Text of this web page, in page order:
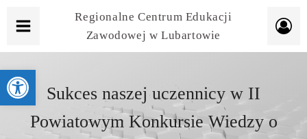
Regionalne Centrum Edukacji
Zawodowej w Lubartowie
Sukces naszej uczennicy w II
Powiatowym Konkursie Wiedzy o
Otwórz pasek narzędzi